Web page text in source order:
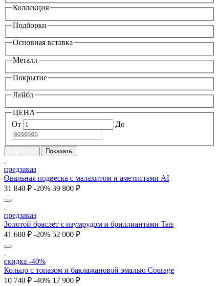
Коллекция
Подборки
Основная вставка
Металл
Покрытие
Лейбл
ЦЕНА
От
До
предзаказ
Овальная подвеска с малахитом и аметистами AI
31 840 ₽ -20% 39 800 ₽
предзаказ
Золотой браслет с изумрудом и бриллиантами Tais
41 600 ₽ -20% 52 000 ₽
скидка -40%
Кольцо с топазом и баклажановой эмалью Courage
10 740 ₽ -40% 17 900 ₽